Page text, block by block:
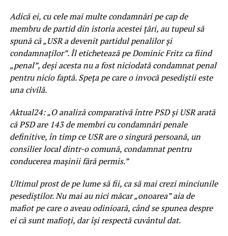
Adică ei, cu cele mai multe condamnări pe cap de
membru de partid din istoria acestei țări, au tupeul să
spună că „USR a devenit partidul penalilor și
condamnaților”. Îl etichetează pe Dominic Fritz ca fiind
„penal”, deși acesta nu a fost niciodată condamnat penal
pentru nicio faptă. Speța pe care o invocă pesediștii este
una civilă.
Aktual24: „O analiză comparativă între PSD și USR arată
că PSD are 143 de membri cu condamnări penale
definitive, în timp ce USR are o singură persoană, un
consilier local dintr-o comună, condamnat pentru
conducerea mașinii fără permis.”
Ultimul prost de pe lume să fii, ca să mai crezi minciunile
pesediștilor. Nu mai au nici măcar „onoarea” aia de
mafiot pe care o aveau odinioară, când se spunea despre
ei că sunt mafioți, dar își respectă cuvântul dat.